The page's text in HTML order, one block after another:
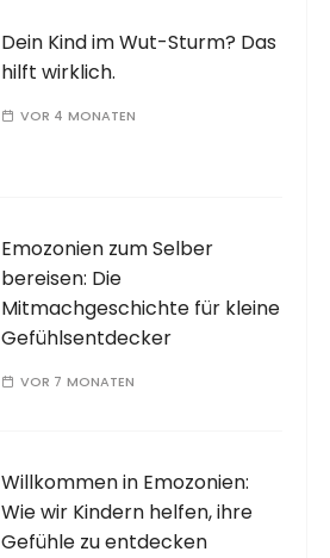
Dein Kind im Wut-Sturm? Das
hilft wirklich.
VOR 4 MONATEN
Emozonien zum Selber
bereisen: Die
Mitmachgeschichte für kleine
Gefühlsentdecker
VOR 7 MONATEN
Willkommen in Emozonien:
Wie wir Kindern helfen, ihre
Gefühle zu entdecken